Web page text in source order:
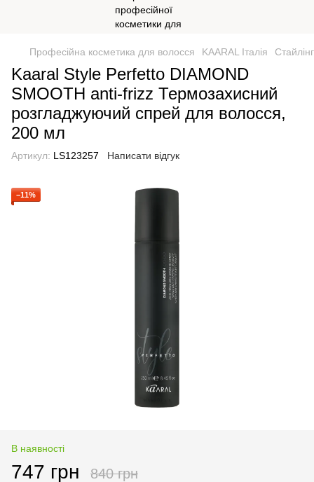
Професійна косметика для волосся KAARAL Італія
Kaaral Style Perfetto DIAMOND
SMOOTH anti-frizz Термозахисний
розгладжуючий спрей для волосся,
200 мл
Артикул: LS123257 Написати відгук
−11%
В наявності
747 грн 840 грн